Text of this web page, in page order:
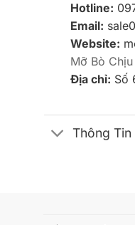
Hotline:
Email:
Website:
Mỡ Bò
Địa chỉ: Số
Thông